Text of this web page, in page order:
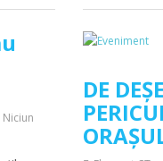
Niciun
DE